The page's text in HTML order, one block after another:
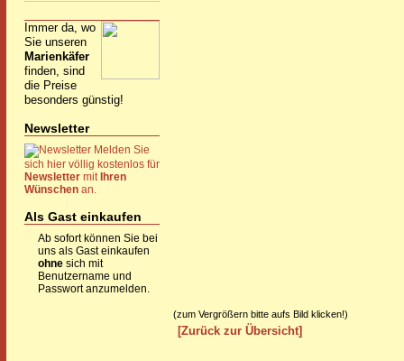
Immer da, wo
Sie unseren
Marienkäfer
finden, sind
die Preise
besonders günstig!
Newsletter
Melden Sie
sich hier völlig kostenlos für
Newsletter mit Ihren
Wünschen an.
Als Gast einkaufen
Ab sofort können Sie bei
uns als Gast einkaufen
ohne sich mit
Benutzername und
Passwort anzumelden.
(zum Vergrößern bitte aufs Bild klicken!)
[Zurück zur Übersicht]